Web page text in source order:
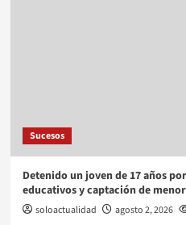
Sucesos
Detenido un joven de 17 años
educativos y captación de
soloactualidad agosto 2, 2026